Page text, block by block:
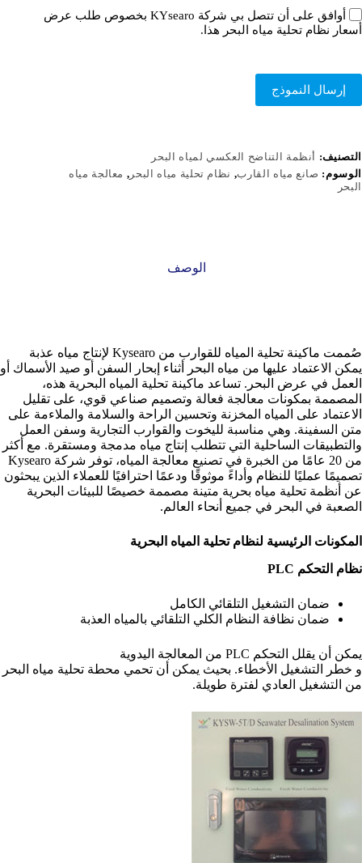
أوافق على أن تتصل بي شركة KYsearo بخصوص طلب عرض
أسعار نظام تحلية مياه البحر هذا.
إرسال النموذج
التصنيف: أنظمة التناضح العكسي لمياه البحر
الوسوم: صانع مياه القارب, نظام تحلية مياه البحر , معالجة مياه
البحر
الوصف
صُممت ماكينة تحلية المياه للقوارب من Kysearo لإنتاج مياه عذبة
يمكن الاعتماد عليها من مياه البحر أثناء إبحار السفن أو صيد الأسماك أو
العمل في عرض البحر. تساعد ماكينة تحلية المياه البحرية هذه،
المصممة بمكونات معالجة فعالة وتصميم صناعي قوي، على تقليل
الاعتماد على المياه المخزنة وتحسين الراحة والسلامة والملاءمة على
متن السفينة. وهي مناسبة لليخوت والقوارب التجارية وسفن العمل
والتطبيقات الساحلية التي تتطلب إنتاج مياه مدمجة ومستقرة. مع أكثر
من 20 عامًا من الخبرة في تصنيع معالجة المياه، توفر شركة Kysearo
تصميمًا عمليًا للنظام وأداءً موثوقًا ودعمًا احترافيًا للعملاء الذين يبحثون
عن أنظمة تحلية مياه بحرية متينة مصممة خصيصًا للبيئات البحرية
الصعبة في البحر في جميع أنحاء العالم.
المكونات الرئيسية لنظام تحلية المياه البحرية
نظام التحكم PLC
ضمان التشغيل التلقائي الكامل
ضمان نظافة النظام الكلي التلقائي بالمياه العذبة
يمكن أن يقلل التحكم PLC من المعالجة اليدوية
و خطر التشغيل الأخطاء. بحيث يمكن أن تحمي محطة تحلية مياه البحر
من التشغيل العادي لفترة طويلة.